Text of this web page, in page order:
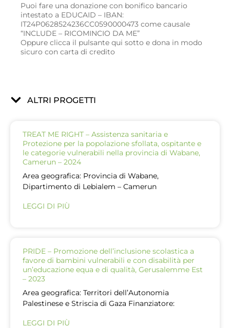
Puoi fare una donazione con bonifico bancario
intestato a EDUCAID – IBAN:
IT24P0628524236CC0590000473 come causale
“INCLUDE – RICOMINCIO DA ME”
Oppure clicca il pulsante qui sotto e dona in modo
sicuro con carta di credito
ALTRI PROGETTI
TREAT ME RIGHT – Assistenza sanitaria e
Protezione per la popolazione sfollata, ospitante e
le categorie vulnerabili nella provincia di Wabane,
Camerun – 2024
Area geografica: Provincia di Wabane,
Dipartimento di Lebialem – Camerun
LEGGI DI PIÙ
PRIDE – Promozione dell’inclusione scolastica a
favore di bambini vulnerabili e con disabilità per
un’educazione equa e di qualità, Gerusalemme Est
– 2023
Area geografica: Territori dell’Autonomia
Palestinese e Striscia di Gaza Finanziatore:
LEGGI DI PIÙ